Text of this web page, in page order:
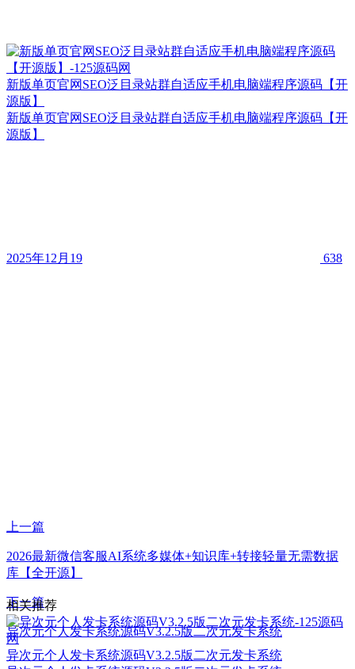
新版单页官网SEO泛目录站群自适应手机电脑端程序源码【开
源版】
新版单页官网SEO泛目录站群自适应手机电脑端程序源码【开
源版】
2025年12月19 638
上一篇
2026最新微信客服AI系统多媒体+知识库+转接轻量无需数据
库【全开源】
下一篇
异次元个人发卡系统源码V3.2.5版二次元发卡系统
相关推荐
异次元个人发卡系统源码V3.2.5版二次元发卡系统